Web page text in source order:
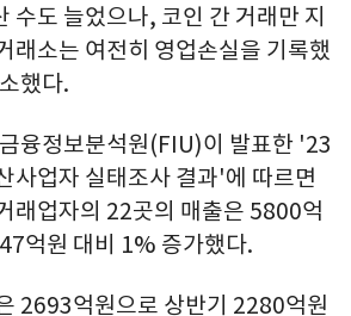
수도 늘었으나, 코인 간 거래만 지
래소는 여전히 영업손실을 기록했
했다.
융정보분석원(FIU)이 발표한 '23
사업자 실태조사 결과'에 따르면
래업자의 22곳의 매출은 5800억
억원 대비 1% 증가했다.
2693억원으로 상반기 2280억원